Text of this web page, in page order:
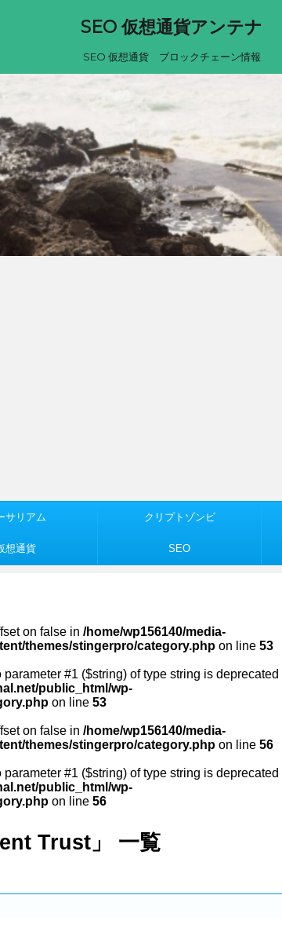
SEO 仮想通貨アンテナ
SEO 仮想通貨 ブロックチェーン情報
サリアム クリプトゾンビ
想通貨 SEO
on false in /home/wp156140/media-
themes/stingerpro/category.php on line 53
#1 ($string) of type string is deprecated
public_html/wp-
on line 53
on false in /home/wp156140/media-
themes/stingerpro/category.php on line 56
#1 ($string) of type string is deprecated
public_html/wp-
on line 56
Trust」 一覧